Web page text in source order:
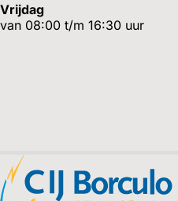
Vrijdag
van 08:00 t/m 16:30 uur